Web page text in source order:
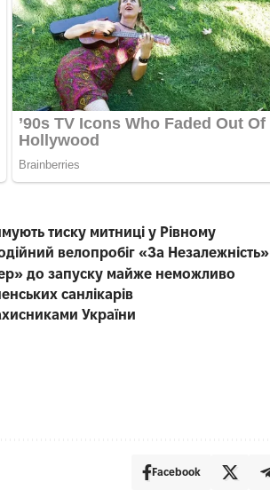
тиску митниці у Рівному
велопробіг «За Незалежність»
до запуску майже неможливо
санлікарів
України
Facebook